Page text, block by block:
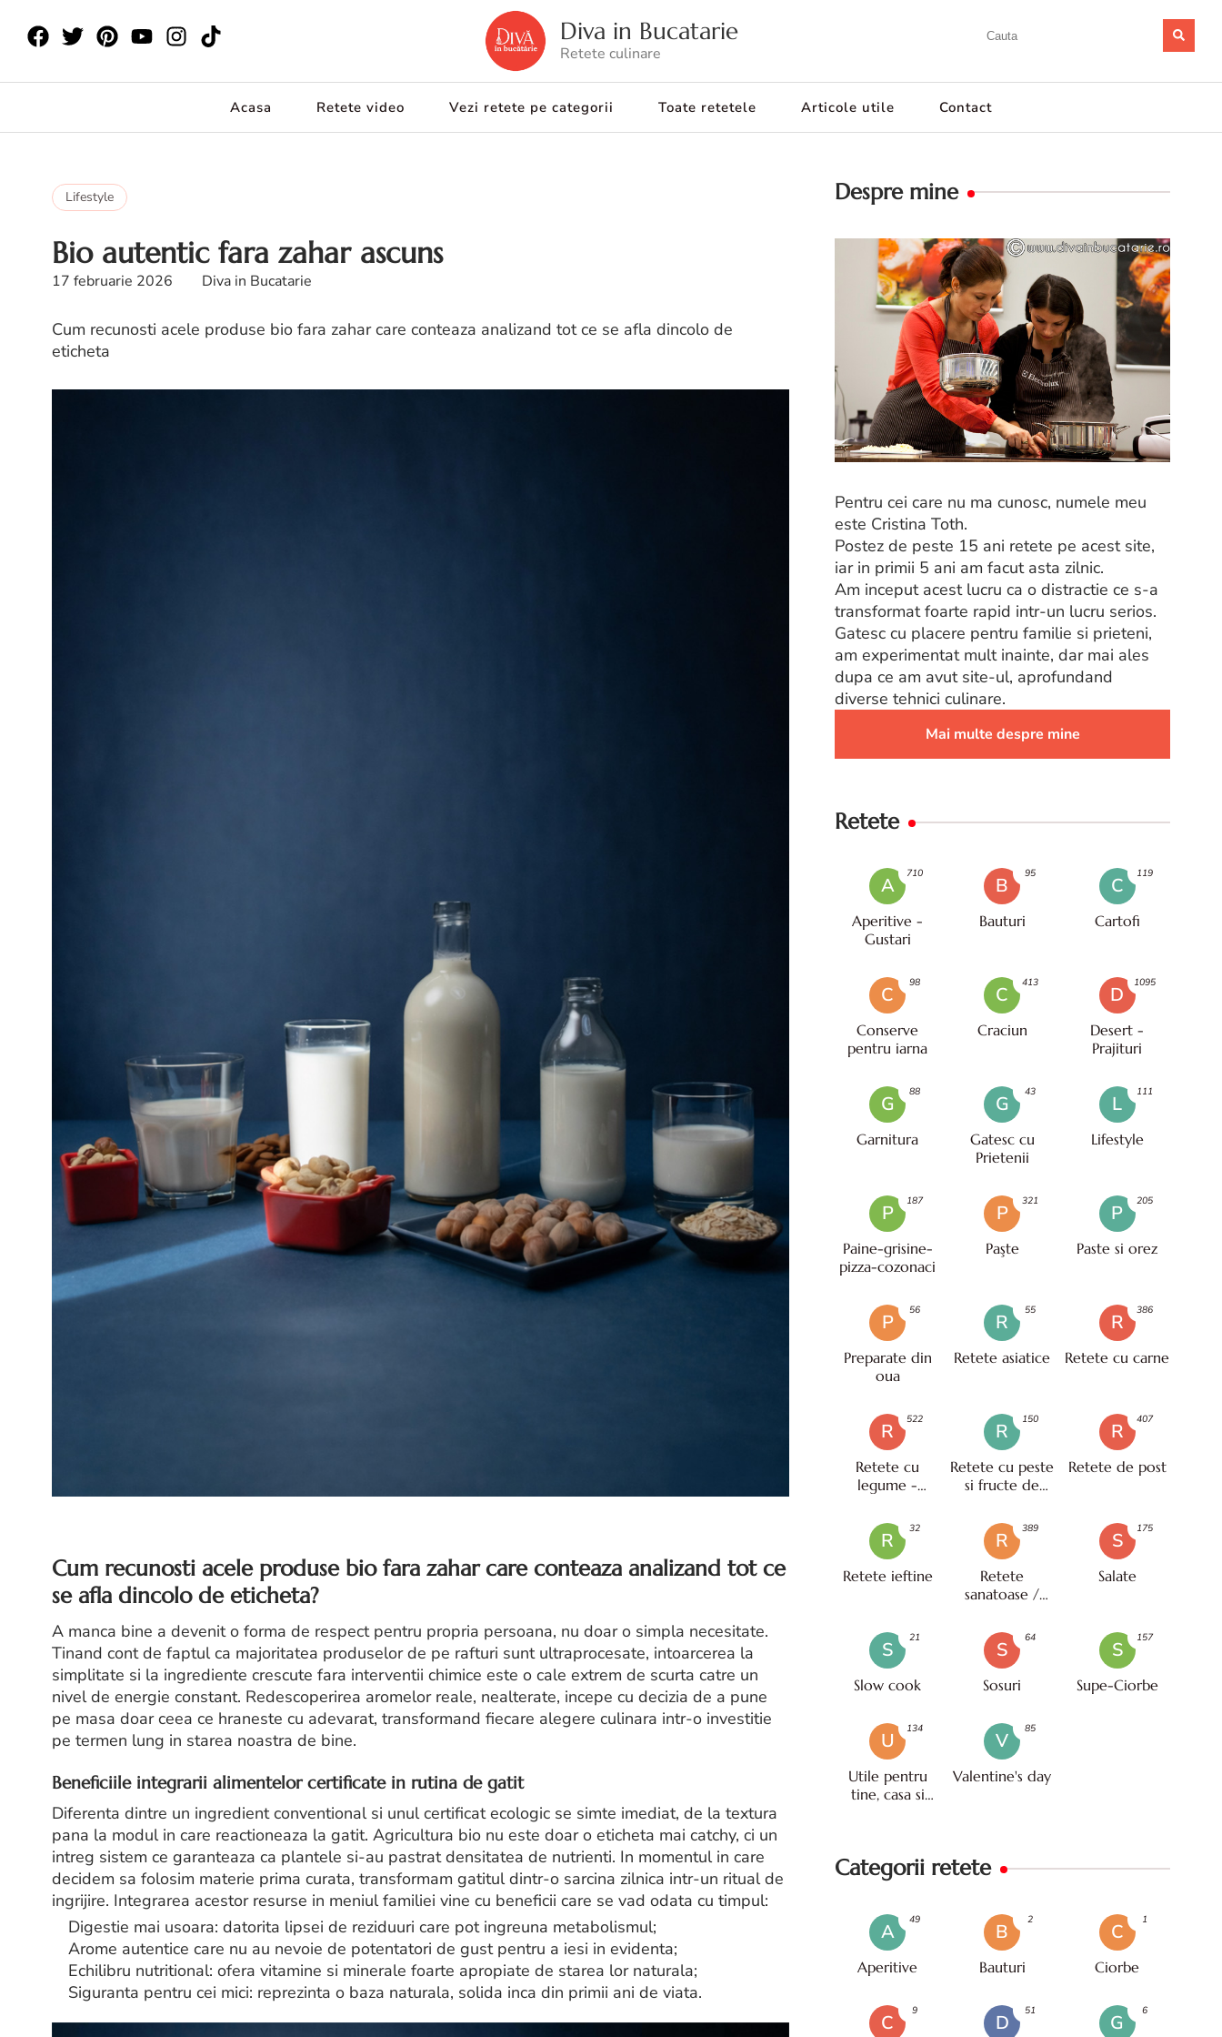
Diva in Bucatarie
Retete culinare
Acasa Retete video Vezi retete pe categorii Toate retetele Articole utile Contact
Lifestyle
Bio autentic fara zahar ascuns
17 februarie 2026 Diva in Bucatarie
Cum recunosti acele produse bio fara zahar care conteaza analizand tot ce se afla dincolo de
eticheta
Cum recunosti acele produse bio fara zahar care conteaza analizand tot ce
se afla dincolo de eticheta?
A manca bine a devenit o forma de respect pentru propria persoana, nu doar o simpla necesitate.
Tinand cont de faptul ca majoritatea produselor de pe rafturi sunt ultraprocesate, intoarcerea la
simplitate si la ingrediente crescute fara interventii chimice este o cale extrem de scurta catre un
nivel de energie constant. Redescoperirea aromelor reale, nealterate, incepe cu decizia de a pune
pe masa doar ceea ce hraneste cu adevarat, transformand fiecare alegere culinara intr-o investitie
pe termen lung in starea noastra de bine.
Beneficiile integrarii alimentelor certificate in rutina de gatit
Diferenta dintre un ingredient conventional si unul certificat ecologic se simte imediat, de la textura
pana la modul in care reactioneaza la gatit. Agricultura bio nu este doar o eticheta mai catchy, ci un
intreg sistem ce garanteaza ca plantele si-au pastrat densitatea de nutrienti. In momentul in care
decidem sa folosim materie prima curata, transformam gatitul dintr-o sarcina zilnica intr-un ritual de
ingrijire. Integrarea acestor resurse in meniul familiei vine cu beneficii care se vad odata cu timpul:
Digestie mai usoara: datorita lipsei de reziduuri care pot ingreuna metabolismul;
Arome autentice care nu au nevoie de potentatori de gust pentru a iesi in evidenta;
Echilibru nutritional: ofera vitamine si minerale foarte apropiate de starea lor naturala;
Siguranta pentru cei mici: reprezinta o baza naturala, solida inca din primii ani de viata.
Despre mine
Pentru cei care nu ma cunosc, numele meu
este Cristina Toth.
Postez de peste 15 ani retete pe acest site,
iar in primii 5 ani am facut asta zilnic.
Am inceput acest lucru ca o distractie ce s-a
transformat foarte rapid intr-un lucru serios.
Gatesc cu placere pentru familie si prieteni,
am experimentat mult inainte, dar mai ales
dupa ce am avut site-ul, aprofundand
diverse tehnici culinare.
Mai multe despre mine
Retete
A
Aperitive -
Gustari
710
B
Bauturi
95
C
Cartofi
119
C
Conserve
pentru iarna
98
C
Craciun
413
D
Desert -
Prajituri
1095
G
Garnitura
88
G
Gatesc cu
Prietenii
43
L
Lifestyle
111
P
Paine-grisine-
pizza-cozonaci
187
P
Paşte
321
P
Paste si orez
205
P
Preparate din
oua
56
R
Retete asiatice
55
R
Retete cu carne
386
R
Retete cu
legume -
522
R
Retete cu peste
si fructe de
150
R
Retete de post
407
R
Retete ieftine
32
R
Retete
sanatoase /
389
S
Salate
175
S
Slow cook
21
S
Sosuri
64
S
Supe-Ciorbe
157
U
Utile pentru
tine, casa si
134
V
Valentine's day
85
Categorii retete
A
Aperitive
49
B
Bauturi
2
C
Ciorbe
1
C
9
D
51
G
6